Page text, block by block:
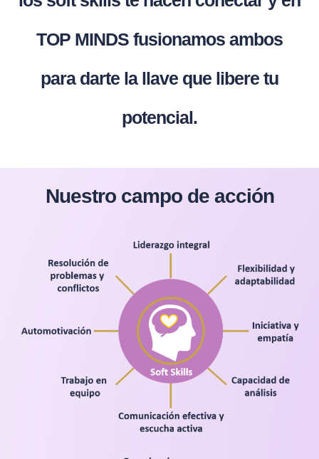
TOP MINDS fusionamos ambos
para darte la llave que libere tu
potencial.
Nuestro campo de acción